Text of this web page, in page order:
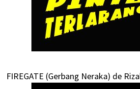
FIREGATE (Gerbang Neraka) de